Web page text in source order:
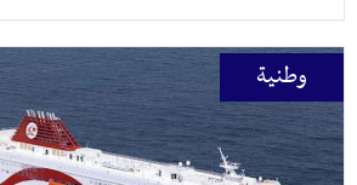
وطنية